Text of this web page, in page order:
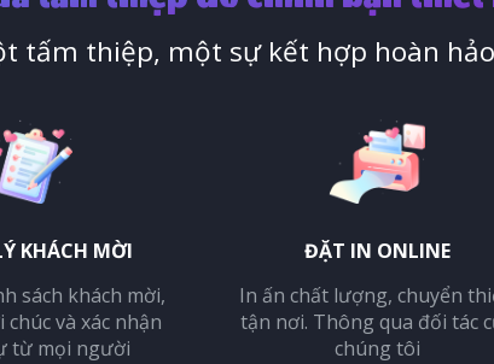
tấm thiệp, một sự kết hợp hoàn
KHÁCH MỜI
sách khách mời,
và xác nhận
từ mọi người
ĐẶT IN ONLINE
In ấn chất lượng, chuyển
tận nơi. Thông qua đối tác
chúng tôi